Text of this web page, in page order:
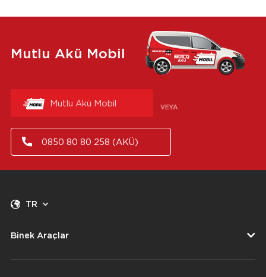
Mutlu Akü Mobil
Mutlu Akü Mobil VEYA
0850 80 80 258 (AKÜ)
TR
Binek Araçlar